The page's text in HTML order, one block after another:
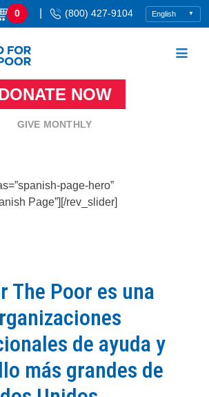
0 (800) 427-9104
NOW
GIVE MONTHLY
page-hero”
Page”][/rev_slider]
The Poor es una
de ayuda y
más grandes de